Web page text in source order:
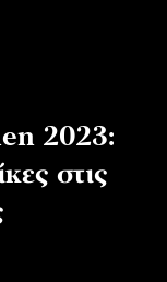
2023:
στις